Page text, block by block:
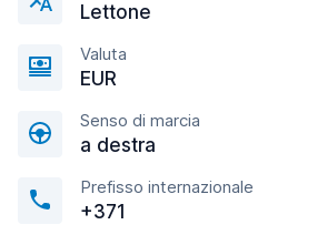
Lettone
Valuta
EUR
Senso di marcia
a destra
Prefisso internazionale
+371